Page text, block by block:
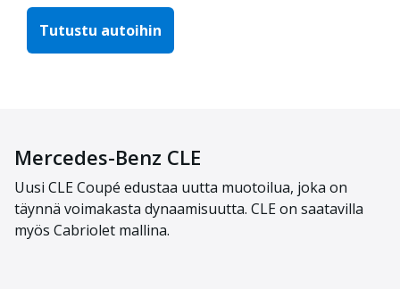
Tutustu autoihin
Mercedes-Benz CLE
Uusi CLE Coupé edustaa uutta muotoilua, joka on
täynnä voimakasta dynaamisuutta. CLE on saatavilla
myös Cabriolet mallina.